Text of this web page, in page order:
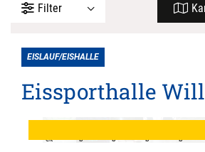
Filter
EISLAUF/EISHALLE
Eissporthalle
elt
b
b
b
b